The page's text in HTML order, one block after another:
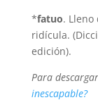
*fatuo.
ridícula.
edición).
Para
inescapable?